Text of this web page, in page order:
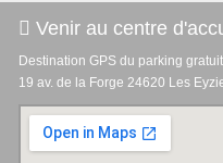
Venir au centre
Destination GPS du parking
19 av. de la Forge 24620 Les